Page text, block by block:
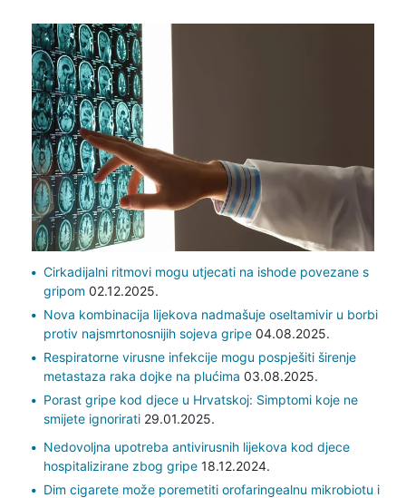
Cirkadijalni ritmovi mogu utjecati na ishode povezane s
gripom 02.12.2025.
Nova kombinacija lijekova nadmašuje oseltamivir u borbi
protiv najsmrtonosnijih sojeva gripe04.08.2025.
Respiratorne virusne infekcije mogu pospješiti širenje
metastaza raka dojke na plućima 03.08.2025.
Porast gripe kod djece u Hrvatskoj: Simptomi koje ne
smijete ignorirati29.01.2025.
Nedovoljna upotreba antivirusnih lijekova kod djece
hospitalizirane zbog gripe18.12.2024.
Dim cigarete može poremetiti orofaringealnu mikrobiotu i